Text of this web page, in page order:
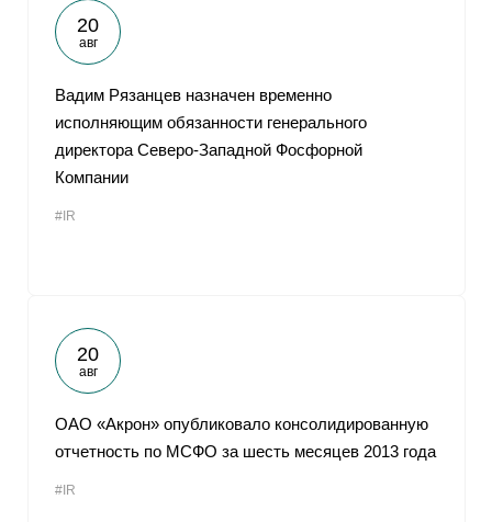
20
авг
Вадим Рязанцев назначен временно
исполняющим обязанности генерального
директора Северо-Западной Фосфорной
Компании
#IR
20
авг
ОАО «Акрон» опубликовало консолидированную
отчетность по МСФО за шесть месяцев 2013 года
#IR